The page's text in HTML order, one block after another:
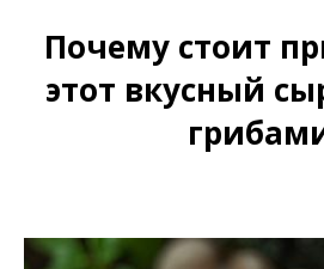
Почему стоит
этот вкусный